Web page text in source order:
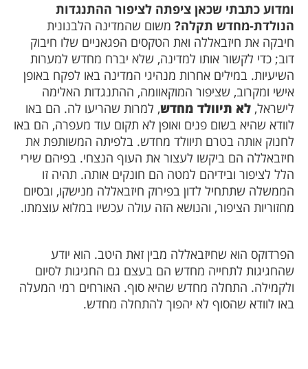
ומדוע כתבתי שכאן ציפתה לציפור ההתנגדות
הנולדת-מחדש תקלה? משום שהמדינה הלבנונית
חיבקה את חיזבאללה ואת הטקסים הפגאניים שלו חיבוק
דוב; כדי לקשור אותו למדינה, שלא יברח מחדש למערות
השיעיות. במילים אחרות מנהיגי המדינה באו לפקח באופן
אישי ומקרוב, שציפור המוקאוומה, ההתנגדות האלימה
לישראל, לא תיוולד מחדש, למרות שהריעו לה. הם באו
לוודא שהיא בשום פנים ואופן לא תקום עוד מעפרה, הם באו
לחנוק אותה בטרם תיוולד מחדש. בלפיתה המשותפת את
חיזבאללה הם ביקשו לעצור את העוף הנצחי. בפיהם שירי
הלל לציפור ובידיהם למטה הם חונקים אותה. תהיה זו
הממשלה שתתחיל לדון בפירוק חיזבאללה מנישקו, ובסיום
מחזוריות הציפור, והנושא הזה עולה עכשיו במלוא עוצמתו.
הפרדוקס הוא שחיזבאללה מבין זאת היטב. הוא יודע
שהחגיגות לתחייה מחדש הם בעצם גם החגיגות לסיום
ולקמילה. התחלה מחדש שהיא סוף. האורחים רמי המעלה
באו לוודא שהסוף לא יהפוך להתחלה מחדש.